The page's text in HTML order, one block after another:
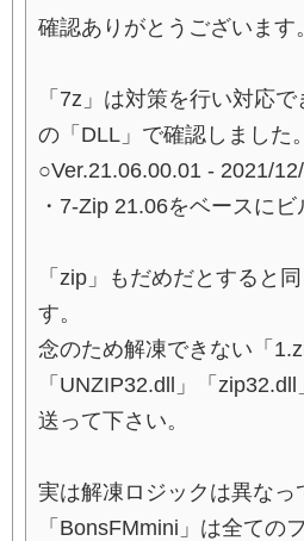
確認ありがとうございます。
「7z」は対策を行い対応
の「DLL」で確認しました。
○Ver.21.06.00.01 - 2021/
・7-Zip 21.06をベースにビ
「zip」もだめだとすると
す。
念のため解凍できない「
「UNZIP32.dll」「
送って下さい。
実は解凍ロジックは異なっ
「BonsFMmini」は全ての